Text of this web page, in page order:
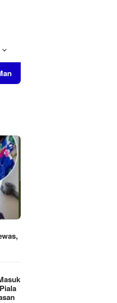
Barang Bukti Perkara